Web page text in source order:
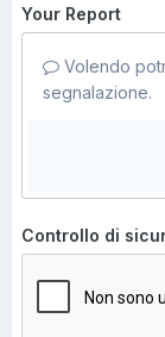
Your Report
Volendo
segnalazione.
Controllo di